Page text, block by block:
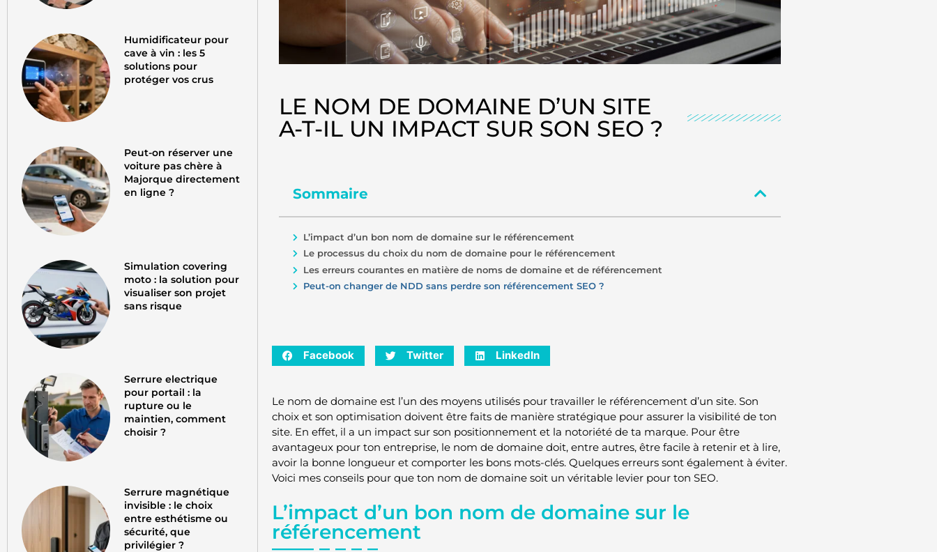
Humidificateur pour
cave à vin : les 5
solutions pour
protéger vos crus
Peut-on réserver une
voiture pas chère à
Majorque directement
en ligne ?
Simulation covering
moto : la solution pour
visualiser son projet
sans risque
Serrure electrique
pour portail : la
rupture ou le
maintien, comment
choisir ?
Serrure magnétique
invisible : le choix
entre esthétisme ou
sécurité, que
privilégier ?
LE NOM DE DOMAINE D’UN SITE
A-T-IL UN IMPACT SUR SON SEO ?
Sommaire
L’impact d’un bon nom de domaine sur le référencement
Le processus du choix du nom de domaine pour le référencement
Les erreurs courantes en matière de noms de domaine et de référencement
Peut-on changer de NDD sans perdre son référencement SEO ?
Facebook Twitter LinkedIn
Le nom de domaine est l’un des moyens utilisés pour travailler le référencement d’un site. Son
choix et son optimisation doivent être faits de manière stratégique pour assurer la visibilité de ton
site. En effet, il a un impact sur son positionnement et la notoriété de ta marque. Pour être
avantageux pour ton entreprise, le nom de domaine doit, entre autres, être facile à retenir et à lire,
avoir la bonne longueur et comporter les bons mots-clés. Quelques erreurs sont également à éviter.
Voici mes conseils pour que ton nom de domaine soit un véritable levier pour ton SEO.
L’impact d’un bon nom de domaine sur le
référencement